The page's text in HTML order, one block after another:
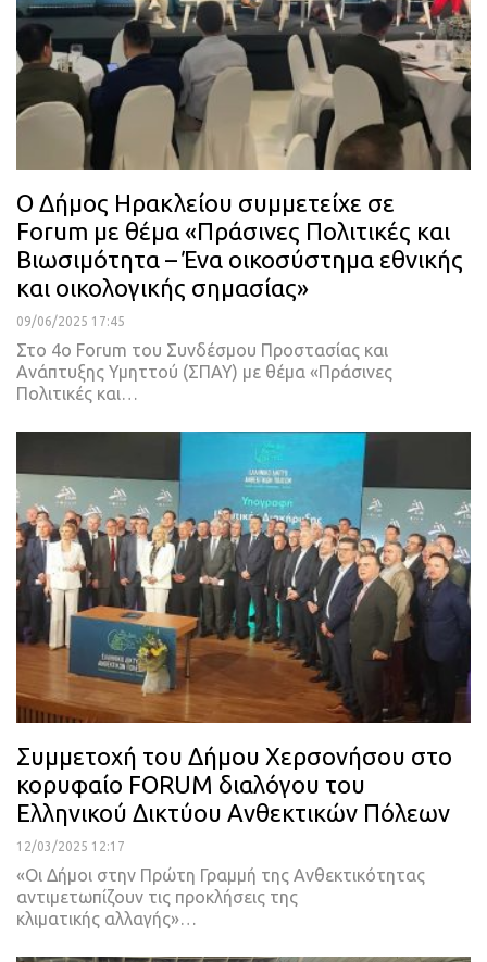
Ο Δήμος Ηρακλείου συμμετείχε σε
Forum με θέμα «Πράσινες Πολιτικές και
Βιωσιμότητα – Ένα οικοσύστημα εθνικής
και οικολογικής σημασίας»
09/06/2025 17:45
Στο 4ο Forum του Συνδέσμου Προστασίας και
Ανάπτυξης Υμηττού (ΣΠΑΥ) με θέμα «Πράσινες
Πολιτικές και…
Συμμετοχή του Δήμου Χερσονήσου στο
κορυφαίο FORUM διαλόγου του
Ελληνικού Δικτύου Ανθεκτικών Πόλεων
12/03/2025 12:17
«Οι Δήμοι στην Πρώτη Γραμμή της Ανθεκτικότητας
αντιμετωπίζουν τις προκλήσεις της
κλιματικής αλλαγής»…